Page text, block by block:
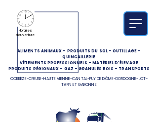
ALIMENTS ANIMAUX - PRODUITS DU SOL-OUTILLAGE-
QUINCAILLERIE
VÊTEMENTS PROFESSIONNELS -MATÉRIEL D'ÉLEVAGE
PRODUITS RÉGIONAUX - GAZ -GRANULÉS BOIS - TRANSPORTS
CORRÈZE-CREUSE-HAUTE VIENNE-CANTAL-PUY DE DÔME-DORDOGNE-LOT-
TARN ET GARONNE
Horaires
d'ouverture